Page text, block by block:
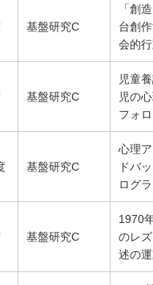
基盤研究C
「創
台創
会的
基盤研究C
児童
児の
フォ
基盤研究C
心理
ドバ
ログ
基盤研究C
1970
のレ
述の